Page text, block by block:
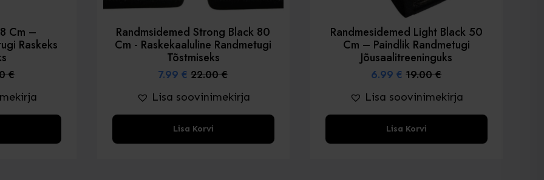
Cm –
Raskeks
€
€.
€.
Randmsidemed Strong Black 80
Cm - Raskekaaluline Randmetugi
Tõstmiseks
22.00€
Algne
hind
oli:
22.00 €.
7.99€ Praegune
hind
on:
7.99 €.
Lisa soovinimekirja
Lisa Korvi
Randmesidemed Light Black 50
Cm – Paindlik Randmetugi
Jõusaalitreeninguks
19.00€
Algne
hind
oli:
19.00 €.
6.99€ Praegune
hind
on:
6.99 €.
Lisa soovinimekirja
Lisa Korvi